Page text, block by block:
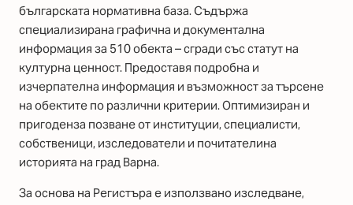
българската нормативна база. Съдържа
специализирана графична и документална
информация за 510 обекта – сгради със статут на
културна ценност. Предоставя подробна и
изчерпателна информация и възможност за търсене
на обектите по различни критерии. Оптимизиран и
пригоденза позване от институции, специалисти,
собственици, изследователи и почитателина
историята на град Варна.
За основа на Регистъра е използвано изследване,